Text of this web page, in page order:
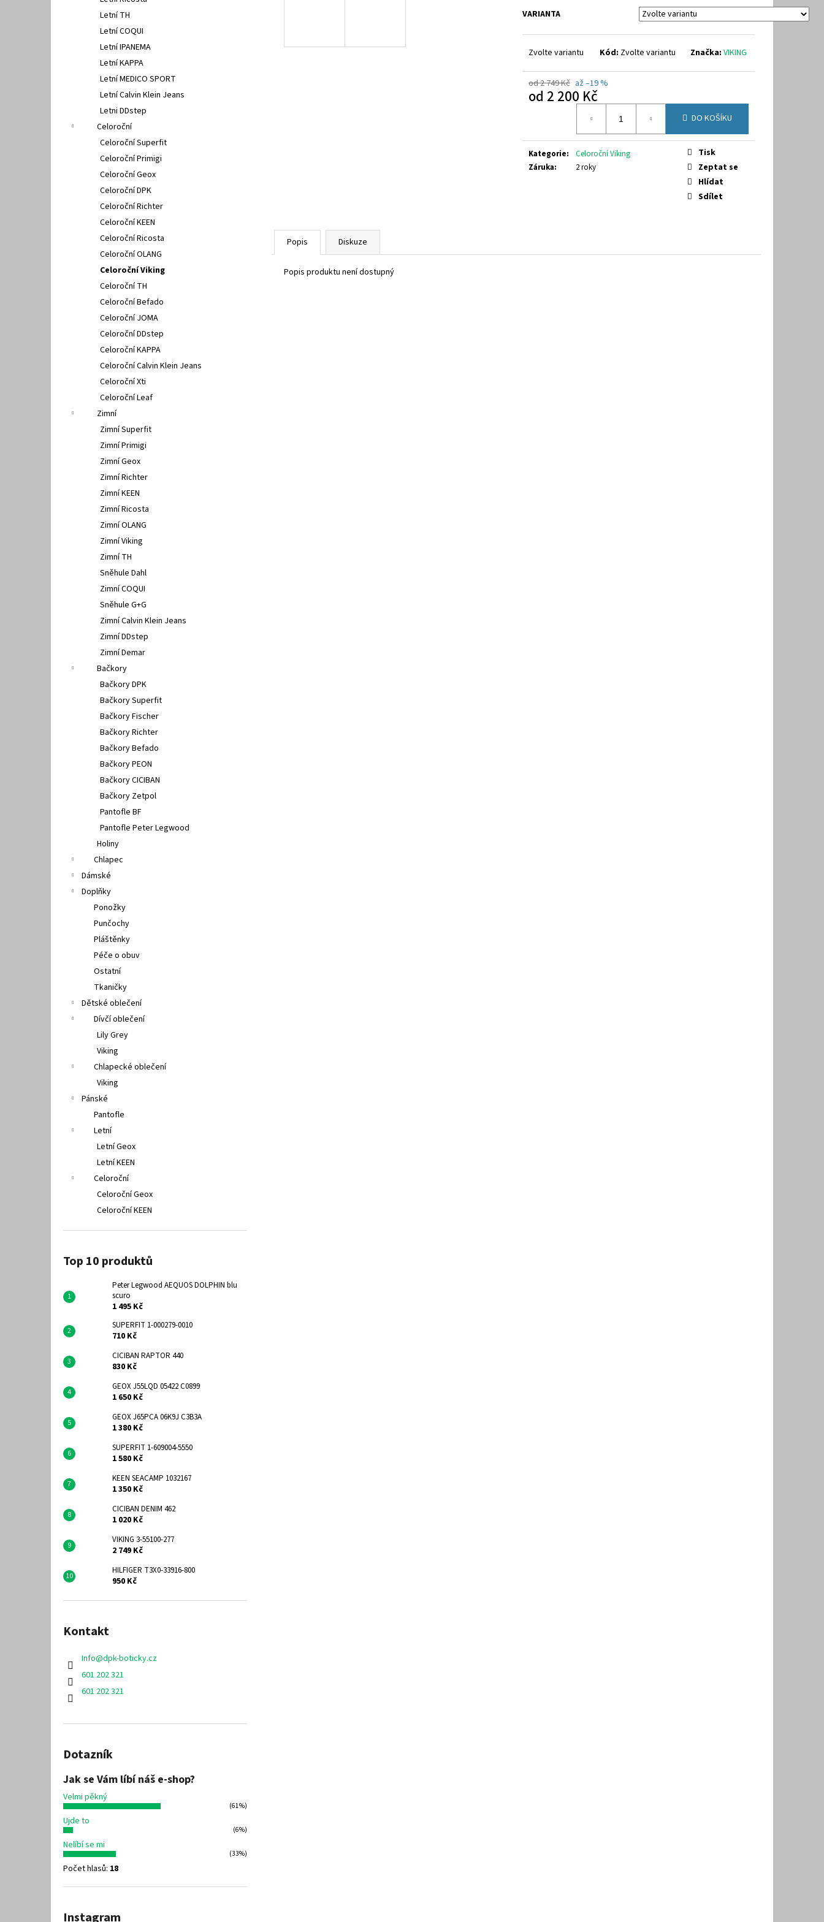
Letní TH
Letní COQUI
Letní IPANEMA
Letní KAPPA
Letní MEDICO SPORT
Letní Calvin Klein Jeans
Letni DDstep
Celoroční
Celoroční Superfit
Celoroční Primigi
Celoroční Geox
Celoroční DPK
Celoroční Richter
Celoroční KEEN
Celoroční Ricosta
Celoroční OLANG
Celoroční Viking
Celoroční TH
Celoroční Befado
Celoroční JOMA
Celoroční DDstep
Celoroční KAPPA
Celoroční Calvin Klein Jeans
Celoroční Xti
Celoroční Leaf
Zimní
Zimní Superfit
Zimní Primigi
Zimní Geox
Zimní Richter
Zimní KEEN
Zimní Ricosta
Zimní OLANG
Zimní Viking
Zimní TH
Sněhule Dahl
Zimní COQUI
Sněhule G+G
Zimní Calvin Klein Jeans
Zimní DDstep
Zimní Demar
Bačkory
Bačkory DPK
Bačkory Superfit
Bačkory Fischer
Bačkory Richter
Bačkory Befado
Bačkory PEON
Bačkory CICIBAN
Bačkory Zetpol
Pantofle BF
Pantofle Peter Legwood
Holiny
Chlapec
Dámské
Doplňky
Ponožky
Punčochy
Pláštěnky
Péče o obuv
Ostatní
Tkaničky
Dětské oblečení
Dívčí oblečení
Lily Grey
Viking
Chlapecké oblečení
Viking
Pánské
Pantofle
Letní
Letní Geox
Letní KEEN
Celoroční
Celoroční Geox
Celoroční KEEN
Top 10 produktů
Peter Legwood AEQUOS DOLPHIN blu
scuro
1 495 Kč
SUPERFIT 1-000279-0010
710 Kč
CICIBAN RAPTOR 440
830 Kč
GEOX J55LQD 05422 C0899
1 650 Kč
GEOX J65PCA 06K9J C3B3A
1 380 Kč
SUPERFIT 1-609004-5550
1 580 Kč
KEEN SEACAMP 1032167
1 350 Kč
CICIBAN DENIM 462
1 020 Kč
VIKING 3-55100-277
2 749 Kč
HILFIGER T3X0-33916-800
950 Kč
Kontakt
Info@dpk-boticky.cz
601 202 321
601 202 321
Dotazník
Jak se Vám líbí náš e-shop?
Velmi pěkný
(61%)
Ujde to
(6%)
Nelíbí se mi
(33%)
Počet hlasů: 18
Instagram
VARIANTA
Zvolte variantu Kód: Zvolte variantu Značka: VIKING
od 2 749 Kč až –19 %
od 2 200 Kč
DO KOŠÍKU
Kategorie:
Celoroční Viking
Záruka: 2 roky
Tisk
Zeptat se
Hlídat
Sdílet
Popis Diskuze
Popis produktu není dostupný
1 495 Kč